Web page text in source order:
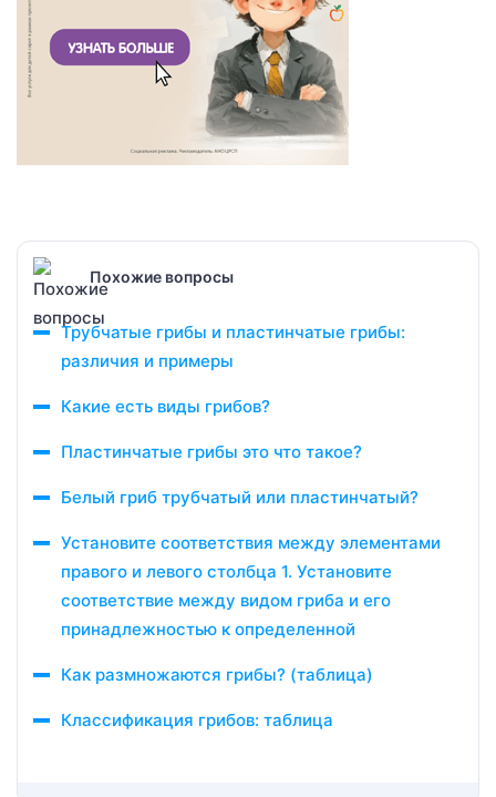
Похожие вопросы
Трубчатые грибы и пластинчатые грибы:
различия и примеры
Какие есть виды грибов?
Пластинчатые грибы это что такое?
Белый гриб трубчатый или пластинчатый?
Установите соответствия между элементами
правого и левого столбца 1. Установите
соответствие между видом гриба и его
принадлежностью к определенной
Как размножаются грибы? (таблица)
Классификация грибов: таблица